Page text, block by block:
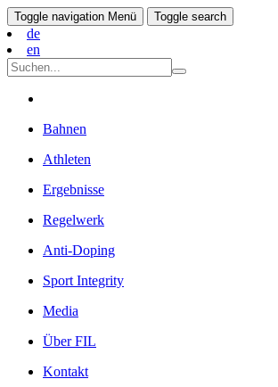
Toggle navigation Menü Toggle search
de
en
Bahnen
Athleten
Ergebnisse
Regelwerk
Anti-Doping
Sport Integrity
Media
Über FIL
Kontakt